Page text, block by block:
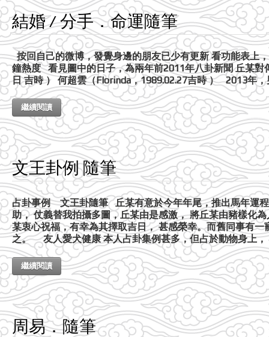
結婚 / 分手．命運隨筆
按回自己的微博，發覺身邊的朋友已少有更新 看功能表上
鐘熱度 看見圖中的日子，為兩年前2011年八卦新聞 丘某
日 吉時 ） 何超雲（Florinda，1989.02.27吉時 ） 2013年
繼續閱讀
文王卦例 隨筆
占卦事例 文王卦隨筆 丘某有意於今年年尾，推出馬年運
助， 仗義替我拍攝多圖，丘某由是感激， 將丘某由豬樣化
某衷心祝福，有幸為其擇取吉日， 甚感榮幸。而舊同事有
之。 友人愛犬健康 本人占卦集例甚多，但占於動物身上
繼續閱讀
周易．隨筆